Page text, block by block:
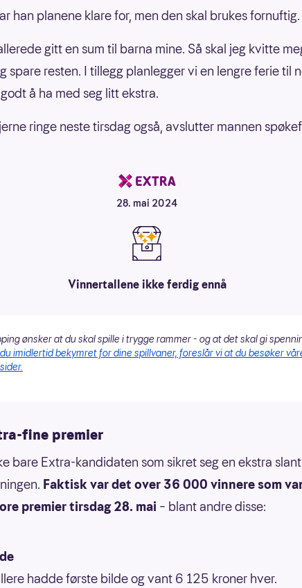
han planene klare for, men den skal brukes fornuftig.
gitt en sum til barna mine. Så skal jeg kvitte
spare resten. I tillegg planlegger vi en lengre ferie til
å ha med seg litt ekstra.
ringe neste tirsdag også, avslutter mannen
28. mai 2024
Vinnertallene ikke ferdig ennå
ønsker at du skal spille i trygge rammer - og at det skal gi
imidlertid bekymret for dine spillvaner, foreslår vi at du besøker
fine premier
bare Extra-kandidaten som sikret seg en ekstra
Faktisk var det over 36 000 vinnere som
premier tirsdag 28. mai – blant andre disse:
hadde første bilde og vant 6 125 kroner hver.